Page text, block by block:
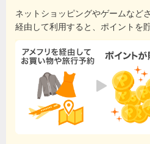
ネットショッピングやゲームなど
経由して利用すると、ポイントを